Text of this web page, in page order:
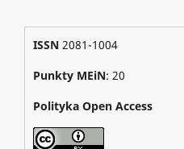
ISSN2081-1004
Punkty MEiN: 20
Polityka Open Access